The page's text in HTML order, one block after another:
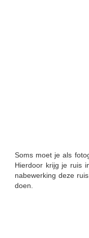
Soms moet je als
Hierdoor krijg je ruis
nabewerking deze
doen.